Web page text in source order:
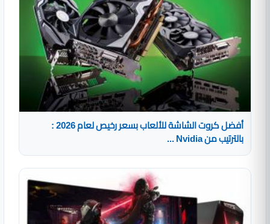
أفضل كروت الشاشة للألعاب بسعر رخيص لعام 2026 :
بالترتيب من Nvidia ...